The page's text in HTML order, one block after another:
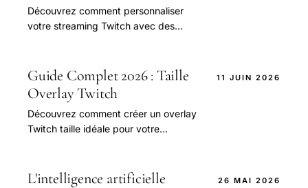
Découvrez comment personnaliser
votre streaming Twitch avec des
améliorer votre expérience de
streaming et augmenter vos abonnés.
Téléchargez-les maintenant et
commencez à streamer comme un pro
!
Guide Complet 2026 : Taille
Overlay Twitch
Découvrez comment créer un overlay
Twitch taille idéale pour votre
visionnage.
11 JUIN 2026
L'intelligence artificielle
26 MAI 2026